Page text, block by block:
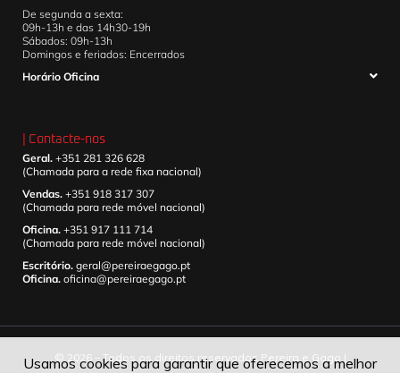
De segunda a sexta:
09h-13h e das 14h30-19h
Sábados: 09h-13h
Domingos e feriados: Encerrados
Horário Oficina
| Contacte-nos
Geral. +351 281 326 628
(Chamada para a rede fixa nacional)
Vendas. +351 918 317 307
(Chamada para rede móvel nacional)
Oficina. +351 917 111 714
(Chamada para rede móvel nacional)
Escritório. geral@pereiraegago.pt
Oficina. oficina@pereiraegago.pt
© 2026 – Todos os direitos reservados Pereira e Gago |
Usamos cookies para garantir que oferecemos a melhor